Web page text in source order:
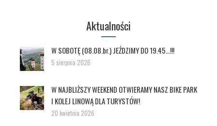
Aktualności
W SOBOTĘ (08.08.br.) JEŹDZIMY DO 19.45…!!!
5 sierpnia 2026
W NAJBLIŻSZY WEEKEND OTWIERAMY NASZ BIKE PARK
I KOLEJ LINOWĄ DLA TURYSTÓW!
20 kwietnia 2026